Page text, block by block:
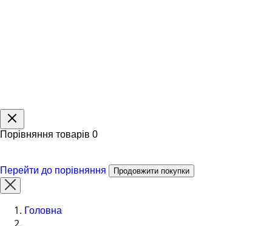
Порівняння товарів 0
Перейти до порівняння Продовжити покупки
Головна